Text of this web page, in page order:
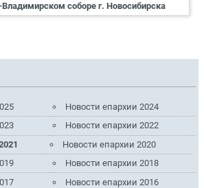
соборе г. Новосибирска
Новости епархии 2024
Новости епархии 2022
Новости епархии 2020
Новости епархии 2018
Новости епархии 2016